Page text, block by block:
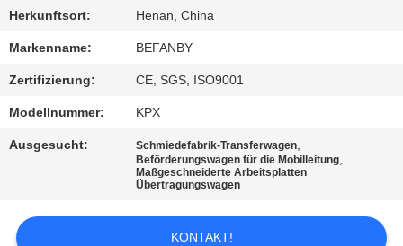
TRETEN
SIE
MIT
UNS
IN
VERBINDUNG
NACHRICHTEN
Herkunftsort: Henan, China
Markenname: BEFANBY
Zertifizierung: CE, SGS, ISO9001
Modellnummer: KPX
Ausgesucht: Schmiedefabrik-Transferwagen,
Beförderungswagen für die Mobilleitung,
Maßgeschneiderte Arbeitsplatten
Übertragungswagen
KONTAKT!